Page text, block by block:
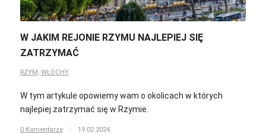
W JAKIM REJONIE RZYMU NAJLEPIEJ SIĘ
ZATRZYMAĆ
RZYM WŁOCHY
W tym artykule opowiemy wam o okolicach w których
najlepiej zatrzymać się w Rzymie.
0 Komentarze / 19.02.2024